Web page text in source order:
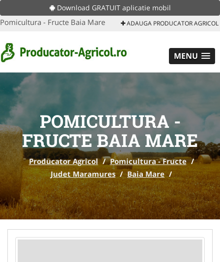
Download GRATUIT aplicatie mobil
Pomicultura - Fructe Baia Mare ADAUGA PRODUCATOR AGRICOL
MENU
POMICULTURA -
FRUCTE BAIA MARE
Producator Agricol / Pomicultura - Fructe /
Judet Maramures / Baia Mare /